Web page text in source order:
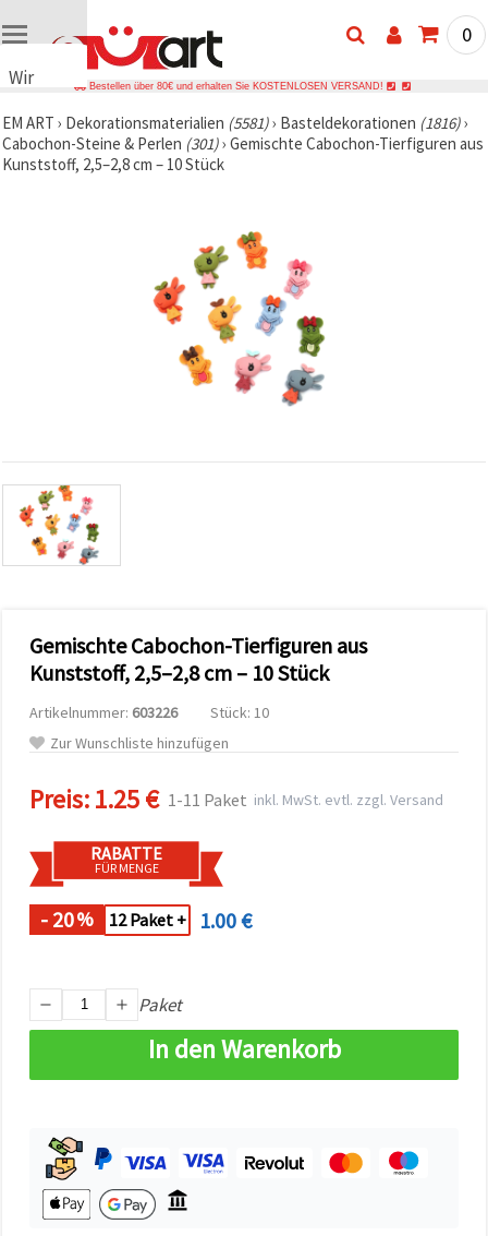
Wir
Cookies
🍪 Wir
verwenden
Datenverkehr
analysieren
sowie
relevantere
Unterstützung
Partner für
und
Sie können
Cookies
akzeptieren,
oder Ihre
Auswahl in
individuell
festlegen.
jederzeit
ändern
oder
Alle
akzeptieren
0
Bestellen über 80€ und erhalten Sie KOSTENLOSEN VERSAND!
EM ART › Dekorationsmaterialien (5581)› Basteldekorationen (1816)›
Cabochon-Steine & Perlen (301)› Gemischte Cabochon-Tierfiguren aus
Kunststoff, 2,5–2,8 cm – 10 Stück
Gemischte Cabochon-Tierfiguren aus
Kunststoff, 2,5–2,8 cm – 10 Stück
Artikelnummer: 603226
Stück: 10
Zur Wunschliste hinzufügen
Preis:1.25 € 1-11 Paket inkl. MwSt. evtl. zzgl. Versand
RABATTE
FÜR MENGE
- 20% 12 Paket + 1.00 €
Paket
In den Warenkorb